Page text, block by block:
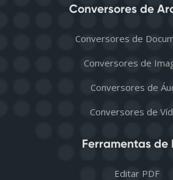
Conversores de
Conversores de
Conversores de
Conversores de
Conversores de
Ferramentas de
Editar PDF